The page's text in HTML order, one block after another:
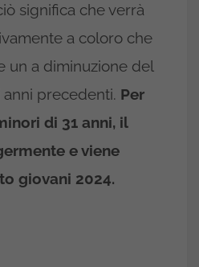
significa che verrà
a coloro che
un a diminuzione del
precedenti. Per
di 31 anni, il
e viene
giovani 2024.